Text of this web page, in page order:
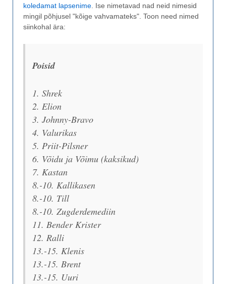
koledamat lapsenime. Ise nimetavad nad neid nimesid
mingil põhjusel "kõige vahvamateks". Toon need nimed
siinkohal ära:
Poisid
1. Shrek
2. Elion
3. Johnny-Bravo
4. Valurikas
5. Priit-Pilsner
6. Võidu ja Võimu (kaksikud)
7. Kastan
8.-10. Kallikasen
8.-10. Till
8.-10. Zugderdemediin
11. Bender Krister
12. Ralli
13.-15. Klenis
13.-15. Brent
13.-15. Uuri